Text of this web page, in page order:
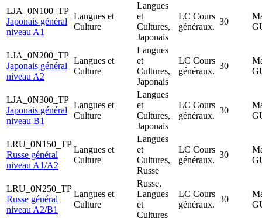
LJA_0N100_TP
Japonais général
niveau A1
Langues et
Culture
Langues
et
Cultures,
Japonais
LC Cours
généraux.
30
LJA_0N200_TP
Japonais général
niveau A2
Langues et
Culture
Langues
et
Cultures,
Japonais
LC Cours
généraux.
30
LJA_0N300_TP
Japonais général
niveau B1
Langues et
Culture
Langues
et
Cultures,
Japonais
LC Cours
généraux.
30
LRU_0N150_TP
Russe général
niveau A1/A2
Langues et
Culture
Langues
et
Cultures,
Russe
LC Cours
généraux.
30
LRU_0N250_TP
Russe général
niveau A2/B1
Langues et
Culture
Russe,
Langues
et
Cultures
LC Cours
généraux.
30